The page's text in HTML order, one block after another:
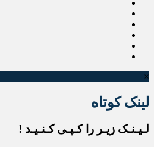
×
لینک کوتاه
لـیـنـک زیـر را کـپـی کـنـیـد !